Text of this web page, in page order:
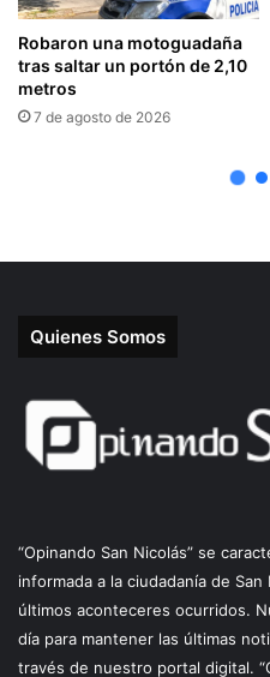
Quienes Somos
“Opinando San Nicolás” se
informada a la ciudadanía de
últimos aconteceres ocurridos.
día para mantener las últimas
través de nuestro portal digital.